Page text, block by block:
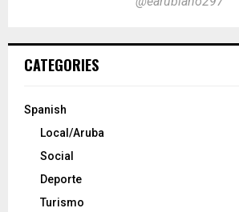
CATEGORIES
Spanish
Local/Aruba
Social
Deporte
Turismo